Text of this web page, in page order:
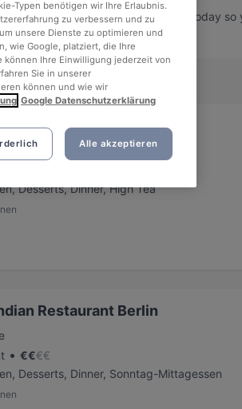
Alexanderplatz and book a table today so
Desserts, Dinner, High Tea
Restaurant Berlin
• €€€€
Desserts, Dinner, Sonntag-Mittagessen
Typen benötigen wir Ihre Erlaubnis.
zu verbessern und zu
unsere Dienste zu optimieren und
wie Google, platziert, die Ihre
können Ihre Einwilligung jederzeit von
Sie in unserer
können und wie wir
Google Datenschutzerklärung
Alle akzeptieren